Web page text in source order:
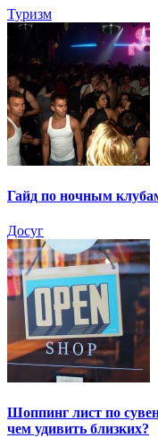
Туризм
Гайд по ночным
Досуг
Шоппинг лист по
чем удивить близких?